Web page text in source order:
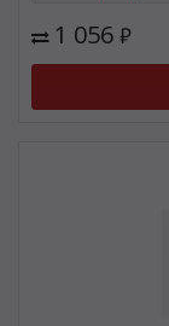
1 056 ₽